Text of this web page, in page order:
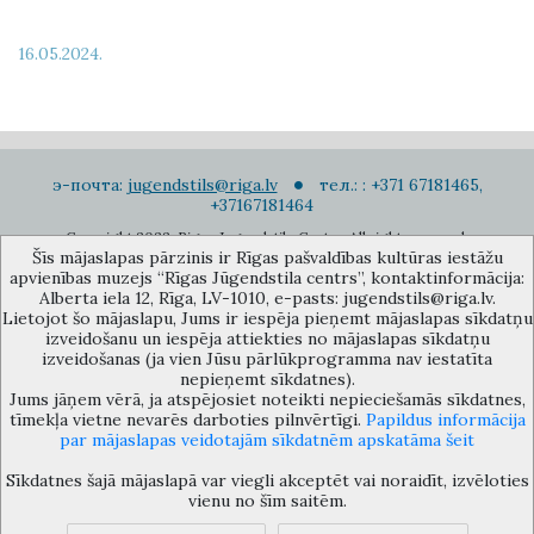
16.05.2024.
э-почта: jugendstils@riga.lv
тел.: : +371 67181465,
+37167181464
Copyright 2022. Rigas Jugendstila Centrs. All right reserved.
Подписаться на новости
Музей объединения культурных учереждений Рижского
самоуправления «Рижский центр югендстиля», улица Альберта 12,
Рига, LV 1010, Латвия (дверной код: 12), jugendstils@riga.lv
Šīs mājaslapas pārzinis ir Rīgas pašvaldības kultūras iestāžu
apvienības muzejs “Rīgas Jūgendstila centrs”, kontaktinformācija:
Alberta iela 12, Rīga, LV-1010, e-pasts: jugendstils@riga.lv.
Lietojot šo mājaslapu, Jums ir iespēja pieņemt mājaslapas sīkdatņu
izveidošanu un iespēja attiekties no mājaslapas sīkdatņu
izveidošanas (ja vien Jūsu pārlūkprogramma nav iestatīta
nepieņemt sīkdatnes).
Jums jāņem vērā, ja atspējosiet noteikti nepieciešamās sīkdatnes,
tīmekļa vietne nevarēs darboties pilnvērtīgi. Papildus informācija
par mājaslapas veidotajām sīkdatnēm apskatāma šeit
Sīkdatnes šajā mājaslapā var viegli akceptēt vai noraidīt, izvēloties
vienu no šīm saitēm.